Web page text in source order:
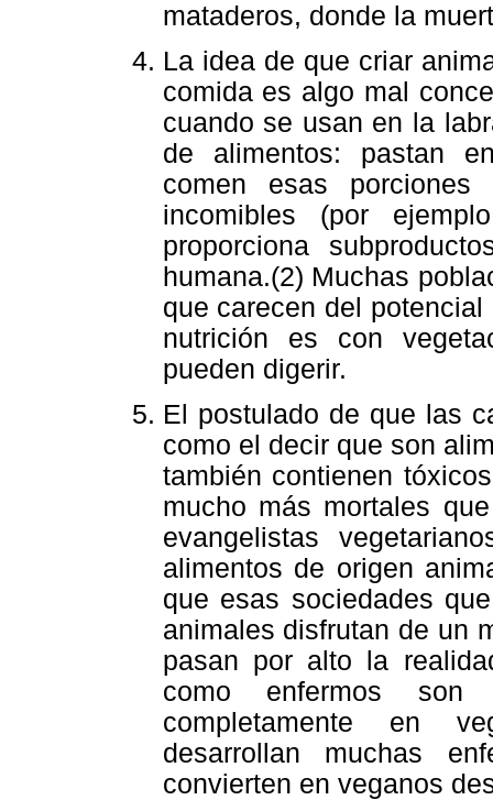
mataderos, donde la
La idea de que criar
comida es algo mal
cuando se usan en la
de alimentos: pastan
comen esas
incomibles (por
proporciona
humana.(2) Muchas
que carecen del
nutrición es con
pueden digerir.
El postulado de que las
como el decir que son
también contienen
mucho más mortales
evangelistas
alimentos de origen
que esas sociedades
animales disfrutan de un
pasan por alto la
como enfermos son
completamente en
desarrollan muchas
convierten en veganos